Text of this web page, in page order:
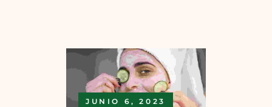
JUNIO 6, 2023